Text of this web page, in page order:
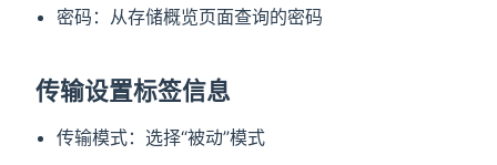
密码：从存储概览页面查询的密码
传输设置标签信息
传输模式：选择“被动”模式